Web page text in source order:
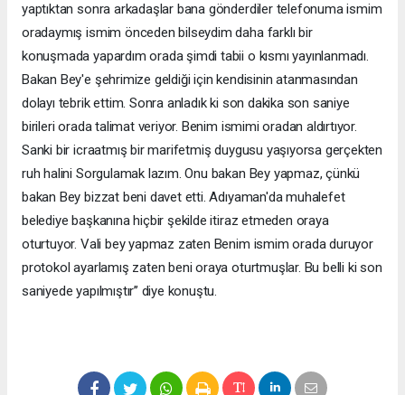
yaptıktan sonra arkadaşlar bana gönderdiler telefonuma ismim
oradaymış ismim önceden bilseydim daha farklı bir
konuşmada yapardım orada şimdi tabii o kısmı yayınlanmadı.
Bakan Bey'e şehrimize geldiği için kendisinin atanmasından
dolayı tebrik ettim. Sonra anladık ki son dakika son saniye
birileri orada talimat veriyor. Benim ismimi oradan aldırtıyor.
Sanki bir icraatmış bir marifetmiş duygusu yaşıyorsa gerçekten
ruh halini Sorgulamak lazım. Onu bakan Bey yapmaz, çünkü
bakan Bey bizzat beni davet etti. Adıyaman'da muhalefet
belediye başkanına hiçbir şekilde itiraz etmeden oraya
oturtuyor. Vali bey yapmaz zaten Benim ismim orada duruyor
protokol ayarlamış zaten beni oraya oturtmuşlar. Bu belli ki son
saniyede yapılmıştır’’ diye konuştu.